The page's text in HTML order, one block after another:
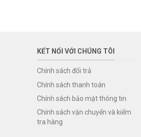
KẾT NỐI VỚI CHÚNG TÔI
Chính sách đổi trả
Chính sách thanh toán
Chính sách bảo mật thông tin
Chính sách vận chuyển và kiểm
tra hàng